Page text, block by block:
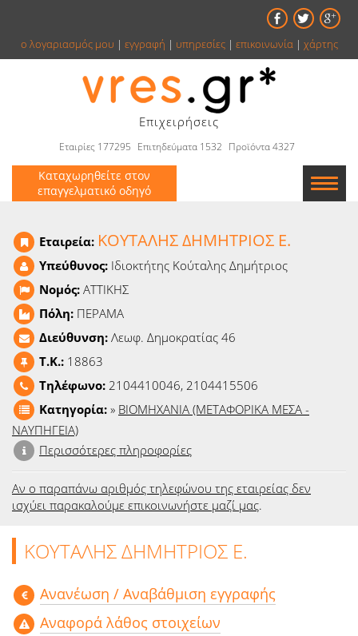
ο λογαριασμός μου | εγγραφή | υπηρεσίες| επικοινωνία| χάρτης
Επιχειρήσεις
Εταιρίες 177295 Επιτηδεύματα 1532 Προϊόντα 4327
Καταχωρηθείτε στον
επαγγελματικό οδηγό
Κατάλογος
Αγγελίες
Βιβλία
Ειδήσεις
Παιχνίδια
Ραδιόφωνο
Ταινίες
Εταιρεία: ΚΟΥΤΑΛΗΣ ΔΗΜΗΤΡΙΟΣ Ε.
Υπεύθυνος: Ιδιοκτήτης Κούταλης Δημήτριος
Νομός: ΑΤΤΙΚΗΣ
Πόλη: ΠΕΡΑΜΑ
Διεύθυνση: Λεωφ. Δημοκρατίας 46
T.K.: 18863
Τηλέφωνο: 2104410046, 2104415506
Κατηγορία: » ΒΙΟΜΗΧΑΝΙΑ (ΜΕΤΑΦΟΡΙΚΑ ΜΕΣΑ -
ΝΑΥΠΗΓΕΙΑ)
Περισσότερες πληροφορίες
Αν ο παραπάνω αριθμός τηλεφώνου της εταιρείας δεν
ισχύει παρακαλούμε επικοινωνήστε μαζί μας.
ΚΟΥΤΑΛΗΣ ΔΗΜΗΤΡΙΟΣ Ε.
Aνανέωση / Αναβάθμιση εγγραφής
Αναφορά λάθος στοιχείων